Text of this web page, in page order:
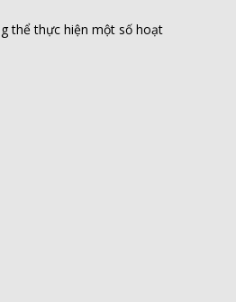
thể thực hiện một số hoạt